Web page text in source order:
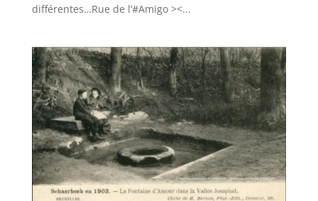
différentes…Rue de l’#Amigo ><...